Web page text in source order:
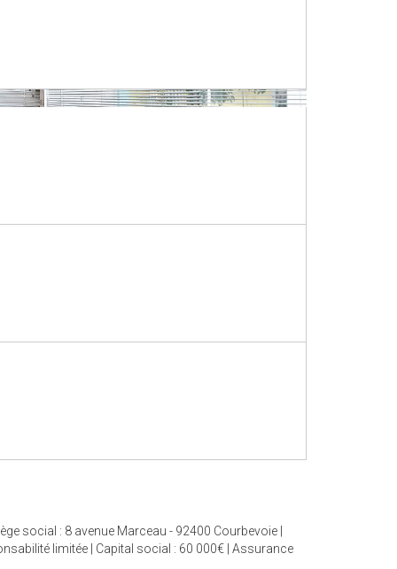
social : 8 avenue Marceau - 92400 Courbevoie |
limitée | Capital social : 60 000€ | Assurance